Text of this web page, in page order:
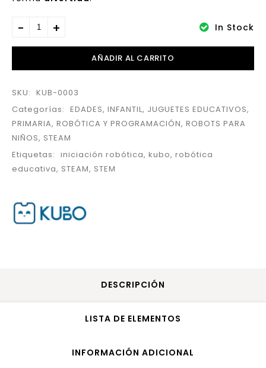
In Stock
AÑADIR AL CARRITO
SKU: KUB-0003
Categorías: EDADES, INFANTIL, JUGUETES EDUCATIVOS,
PRIMARIA, ROBÓTICA Y PROGRAMACIÓN, ROBOTS PARA
NIÑOS, STEAM
Etiquetas: iniciación robótica, kubo, robótica
educativa, STEAM, STEM
DESCRIPCIÓN
LISTA DE ELEMENTOS
INFORMACIÓN ADICIONAL